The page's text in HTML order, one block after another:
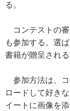
る。
コンテストの審
も参加する。選
書籍が贈呈される
参加方法は、コ
ロードして好き
イートに画像を